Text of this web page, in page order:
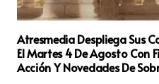
Atresmedia Despliega Sus
El Martes 4 De Agosto Con
Acción Y Novedades De